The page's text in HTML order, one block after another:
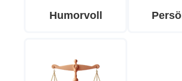
Humorvoll